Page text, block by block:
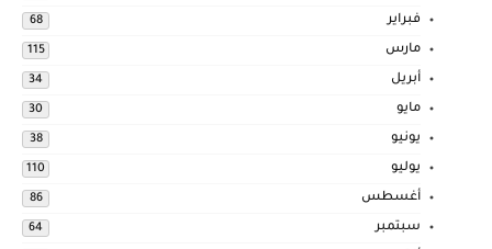
فبراير 68
مارس 115
أبريل 34
مايو 30
يونيو 38
يوليو 110
أغسطس 86
سبتمبر 64